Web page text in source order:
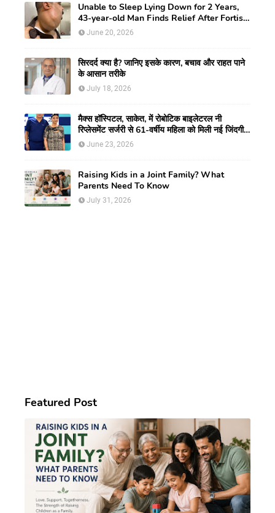
Unable to Sleep Lying Down for 2 Years,
43-year-old Man Finds Relief After Fortis
Gurugram Doctors Remove Rare Giant
Neck Tumour
June 20, 2026
सिरदर्द क्या है? जानिए इसके कारण, बचाव और राहत पाने
के आसान तरीके
July 18, 2026
मैक्स हॉस्पिटल, साकेत, में रोबोटिक बाइलेटरल नी
रिप्लेसमेंट सर्जरी से 61-वर्षीय महिला को मिली नई जिंदगी,
हुआ सेम-डे डिस्चार्ज
June 23, 2026
Raising Kids in a Joint Family? What
Parents Need To Know
July 31, 2026
Featured Post